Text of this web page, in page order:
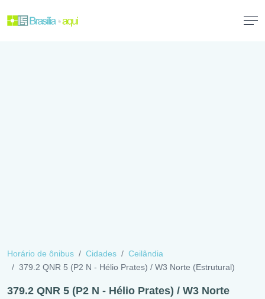
Horário de ônibus Cidades
Ceilândia
379.2 QNR 5 (P2 N - Hélio Prates) / W3 Norte (Estrutural)
379.2 QNR 5 (P2 N - Hélio Prates) / W3 Norte